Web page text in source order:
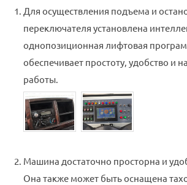
Для осуществления подъема и
переключателя установлена
однопозиционная лифтовая
обеспечивает простоту, удобство и
работы.
Машина достаточно просторна и
Она также может быть оснащена